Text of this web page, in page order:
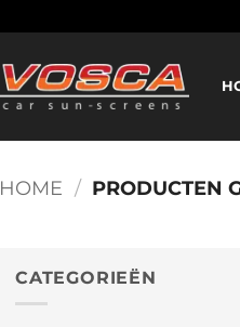
HOME / PRODUCTEN
CATEGORIEËN